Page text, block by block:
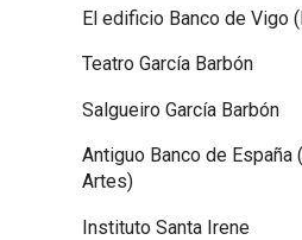
El edificio Banco de Vigo
Teatro García Barbón
Salgueiro García Barbón
Antiguo Banco de España
Artes)
Instituto Santa Irene